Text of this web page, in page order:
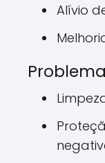
Alívio